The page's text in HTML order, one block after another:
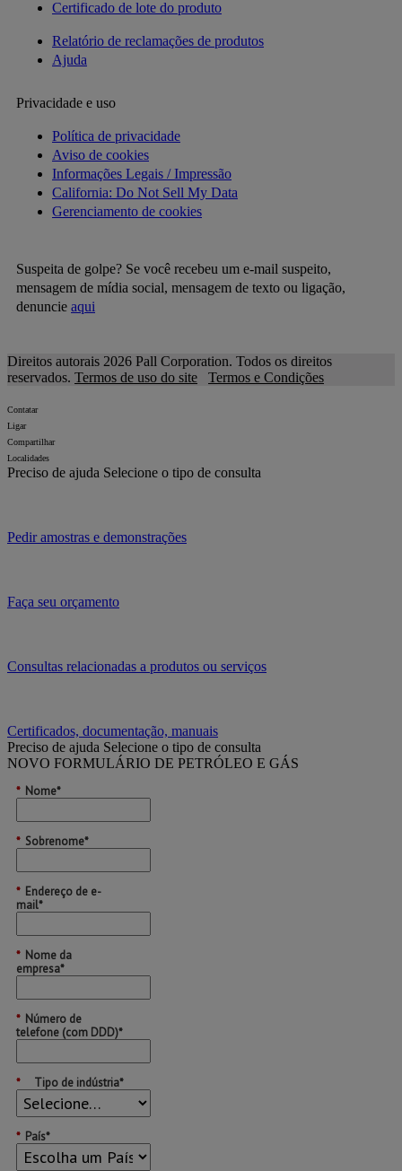
Certificado de lote do produto
Relatório de reclamações de produtos
Ajuda
Privacidade e uso
Política de privacidade
Aviso de cookies
Informações Legais / Impressão
California: Do Not Sell My Data
Gerenciamento de cookies
Suspeita de golpe? Se você recebeu um e-mail suspeito,
mensagem de mídia social, mensagem de texto ou ligação,
denuncie aqui
Direitos autorais 2026 Pall Corporation. Todos os direitos
reservados. Termos de uso do site Termos e Condições
Contatar
Ligar
Compartilhar
Localidades
Preciso de ajuda Selecione o tipo de consulta
Pedir amostras e demonstrações
Faça seu orçamento
Consultas relacionadas a produtos ou serviços
Certificados, documentação, manuais
Preciso de ajuda Selecione o tipo de consulta
NOVO FORMULÁRIO DE PETRÓLEO E GÁS
* Nome*
* Sobrenome*
* Endereço de e-
mail*
* Nome da
empresa*
* Número de
telefone (com DDD)*
* Tipo de indústria*
* País*